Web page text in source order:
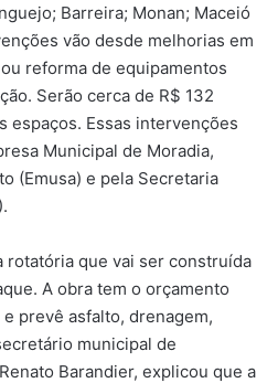
Barreira; Monan; Maceió
vão desde melhorias em
reforma de equipamentos
Serão cerca de R$ 132
espaços. Essas intervenções
Municipal de Moradia,
(Emusa) e pela Secretaria
rotatória que vai ser construída
A obra tem o orçamento
prevê asfalto, drenagem,
municipal de
Barandier, explicou que a